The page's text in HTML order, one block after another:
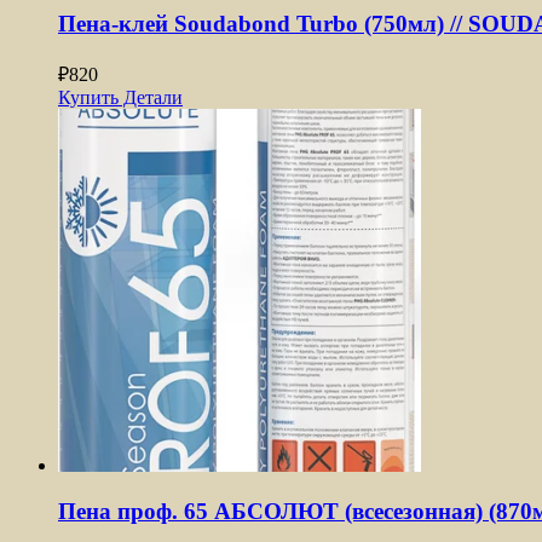
Пена-клей Soudabond Turbo (750мл) //
₽820
Купить Детали
Пена проф. 65 АБСОЛЮТ (всесезонная)